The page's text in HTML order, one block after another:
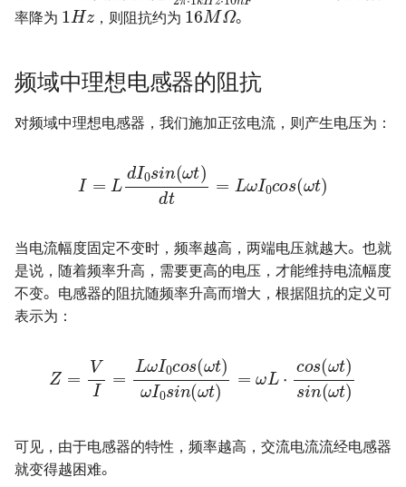
率降为
，则阻抗约为 。
频域中理想电感器的阻抗
对频域中理想电感器，我们施加正弦电流，则产生电压为：
sin(ωt)d
)
当电流幅度固定不变时，频率越高，两端电压就越大。也就
是说，随着频率升高，需要更高的电压，才能维持电流幅度
不变。电感器的阻抗随频率升高而增大，根据阻抗的定义可
表示为：
=L 0cos(ωt)ω ωt)=ωL
cos(ωt)sin
可见，由于电感器的特性，频率越高，交流电流流经电感器
就变得越困难。